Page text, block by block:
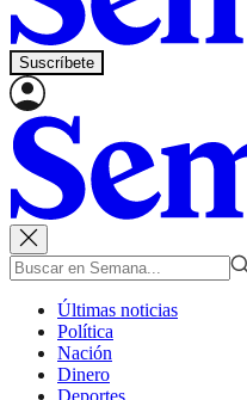
Suscríbete
Últimas noticias
Política
Nación
Dinero
Deportes